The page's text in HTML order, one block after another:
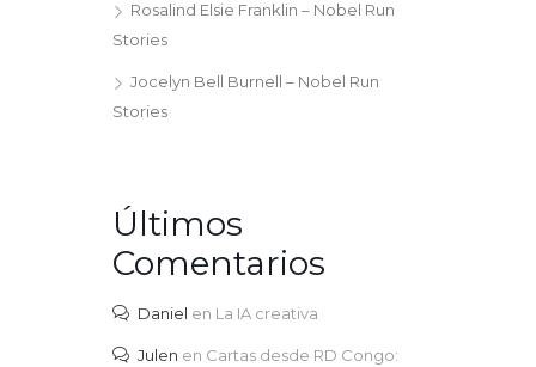
Rosalind Elsie Franklin – Nobel Run
Stories
Jocelyn Bell Burnell – Nobel Run
Stories
Últimos
Comentarios
Daniel en La IA creativa
Julen en Cartas desde RD Congo: